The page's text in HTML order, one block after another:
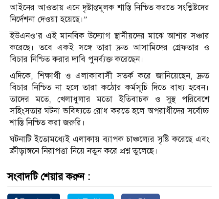
আইনের আওতায় এনে দৃষ্টান্তমূলক শাস্তি নিশ্চিত করতে সংশ্লিষ্টদের
নির্দেশনা দেওয়া হয়েছে।”
ইউএনও’র এই মানবিক উদ্যোগ স্থানীয়দের মাঝে আশার সঞ্চার
করেছে। তবে একই সঙ্গে তারা দ্রুত আসামিদের গ্রেফতার ও
বিচার নিশ্চিত করার দাবি পুনর্ব্যক্ত করেছেন।
এদিকে, শিক্ষার্থী ও এলাকাবাসী সতর্ক করে জানিয়েছেন, দ্রুত
বিচার নিশ্চিত না হলে তারা কঠোর কর্মসূচি দিতে বাধ্য হবেন।
তাদের মতে, খেলাধুলার মতো ইতিবাচক ও সুস্থ পরিবেশে
সহিংসতার ঘটনা ভবিষ্যতে রোধ করতে হলে অপরাধীদের সর্বোচ্চ
শাস্তি নিশ্চিত করা জরুরি।
ঘটনাটি ইতোমধ্যেই এলাকায় ব্যাপক চাঞ্চল্যের সৃষ্টি করেছে এবং
ক্রীড়াঙ্গনে নিরাপত্তা নিয়ে নতুন করে প্রশ্ন তুলেছে।
সংবাদটি শেয়ার করুন :